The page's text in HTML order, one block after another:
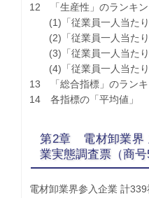
12 「生産性」のランキ
(1)「従業員一人当たり
(2)「従業員一人当たり
(3)「従業員一人当たり
(4)「従業員一人当たり
13 「総合指標」のラン
14 各指標の「平均値」
第2章 電材卸業界
業実態調査票（商号
電材卸業界参入企業 計